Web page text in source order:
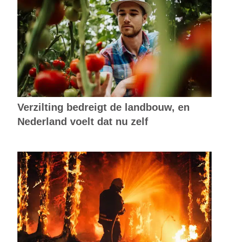
Verzilting bedreigt de landbouw, en
Nederland voelt dat nu zelf